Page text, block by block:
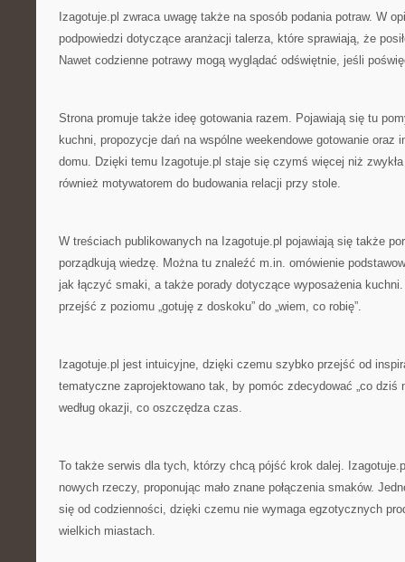
Izagotuje.pl zwraca uwagę także na sposób podania potraw. W
podpowiedzi dotyczące aranżacji talerza, które sprawiają, że
Nawet codzienne potrawy mogą wyglądać odświętnie, jeśli
Strona promuje także ideę gotowania razem. Pojawiają się tu
kuchni, propozycje dań na wspólne weekendowe gotowanie oraz
domu. Dzięki temu Izagotuje.pl staje się czymś więcej niż
również motywatorem do budowania relacji przy stole.
W treściach publikowanych na Izagotuje.pl pojawiają się także
porządkują wiedzę. Można tu znaleźć m.in. omówienie
jak łączyć smaki, a także porady dotyczące wyposażenia
przejść z poziomu „gotuję z doskoku” do „wiem, co robię”.
Izagotuje.pl jest intuicyjne, dzięki czemu szybko przejść od
tematyczne zaprojektowano tak, by pomóc zdecydować „co dziś
według okazji, co oszczędza czas.
To także serwis dla tych, którzy chcą pójść krok dalej.
nowych rzeczy, proponując mało znane połączenia smaków.
się od codzienności, dzięki czemu nie wymaga egzotycznych
wielkich miastach.